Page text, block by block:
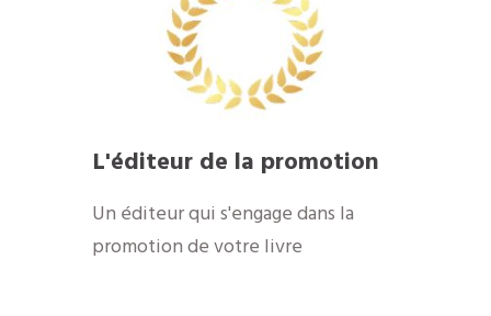
​L'éditeur de la promotion
​Un éditeur qui s'engage dans la
promotion de votre livre